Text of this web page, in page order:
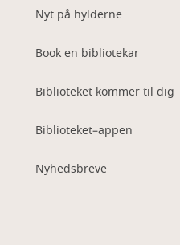
Nyt på hylderne
Book en bibliotekar
Biblioteket kommer til dig
Biblioteket–appen
Nyhedsbreve